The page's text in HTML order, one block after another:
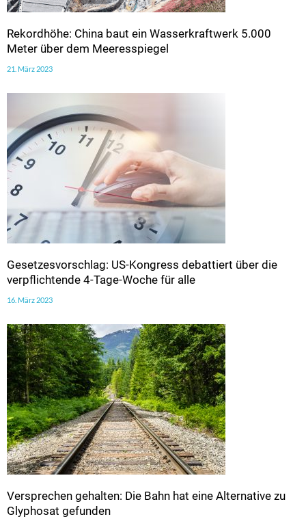
Rekordhöhe: China baut ein Wasserkraftwerk 5.000
Meter über dem Meeresspiegel
21. März 2023
Gesetzesvorschlag: US-Kongress debattiert über die
verpflichtende 4-Tage-Woche für alle
16. März 2023
Versprechen gehalten: Die Bahn hat eine Alternative zu
Glyphosat gefunden